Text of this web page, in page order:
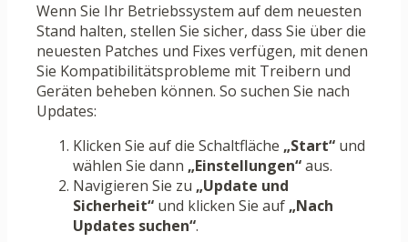
Wenn Sie Ihr Betriebssystem auf dem neuesten
Stand halten, stellen Sie sicher, dass Sie über die
neuesten Patches und Fixes verfügen, mit denen
Sie Kompatibilitätsprobleme mit Treibern und
Geräten beheben können. So suchen Sie nach
Updates:
Klicken Sie auf die Schaltfläche „Start“ und
wählen Sie dann „Einstellungen“aus.
Navigieren Sie zu „Update und
Sicherheit“ und klicken Sie auf „Nach
Updates suchen“.